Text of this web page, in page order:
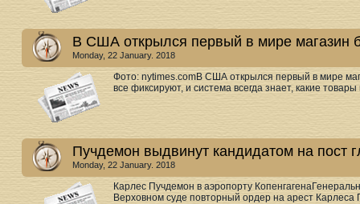
В США открылся первый в мире магазин
Monday, 22 January. 2018
Фото: nytimes.comВ США открылся первый в мире
все фиксируют, и система всегда знает, какие
Пучдемон выдвинут кандидатом на пост
Monday, 22 January. 2018
Карлес Пучдемон в аэропорту
Верховном суде повторный ордер на арест Карлеса